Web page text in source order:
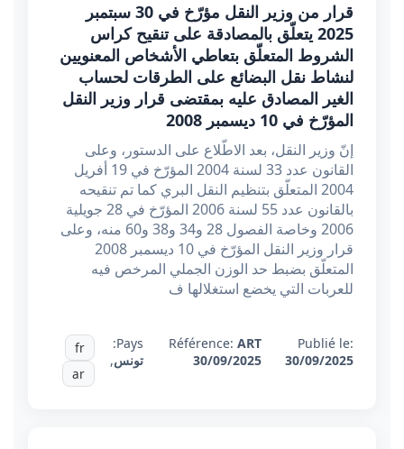
قرار من وزير النقل مؤرّخ في 30 سبتمبر
2025 يتعلّق بالمصادقة على تنقيح كراس
الشروط المتعلّق بتعاطي الأشخاص المعنويين
لنشاط نقل البضائع على الطرقات لحساب
الغير المصادق عليه بمقتضى قرار وزير النقل
المؤرّخ في 10 ديسمبر 2008
إنّ وزير النقل، بعد الاطّلاع على الدستور، وعلى
القانون عدد 33 لسنة 2004 المؤرّخ في 19 أفريل
2004 المتعلّق بتنظيم النقل البري كما تم تنقيحه
بالقانون عدد 55 لسنة 2006 المؤرّخ في 28 جويلية
2006 وخاصة الفصول 28 و34 و38 و60 منه، وعلى
قرار وزير النقل المؤرّخ في 10 ديسمبر 2008
المتعلّق بضبط حد الوزن الجملي المرخص فيه
للعربات التي يخضع استغلالها ف
Publié le:
30/09/2025
Référence:ART
30/09/2025
Pays:
تونس,
fr
ar